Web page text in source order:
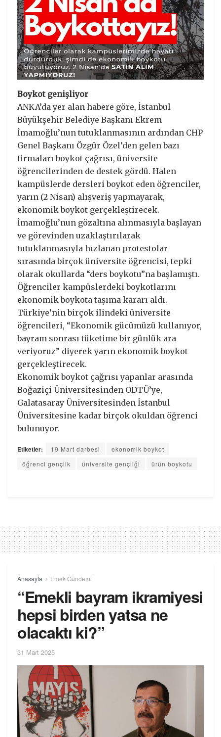
Boykot genişliyor
ANKA’da yer alan habere göre, İstanbul
Büyükşehir Belediye Başkanı Ekrem
İmamoğlu’nun tutuklanmasının ardından CHP
Genel Başkanı Özgür Özel’den gelen bazı
firmaları boykot çağrısı, üniversite
öğrencilerinden de destek gördü. Halen
kampüslerde dersleri boykot eden öğrenciler,
yarın (2 Nisan) alışveriş yapmayarak,
ekonomik boykot gerçekleştirecek.
İmamoğlu’nun gözaltına alınmasıyla başlayan
ve görevinden uzaklaştırılarak
tutuklanmasıyla hızlanan protestolar
sırasında birçok üniversite öğrencisi, tepki
olarak okullarda “ders boykotu”na başlamıştı.
Öğrenciler kampüslerdeki boykotlarını
ekonomik boykota taşıma kararı aldı.
Türkiye’nin birçok ilindeki üniversite
öğrencileri, “Ekonomik gücümüzü kullanıyor,
bayram sonrası tüketime bir günlük ara
veriyoruz” diyerek yarın ekonomik boykot
gerçekleştirecek.
Ekonomik boykot çağrısı yapanlar arasında
Boğaziçi Üniversitesinden ODTÜ’ye,
Galatasaray Üniversitesinden İstanbul
Üniversitesine kadar birçok okuldan öğrenci
bulunuyor.
Etiketler: 19 Mart darbesi
ekonomik boykot
öğrenci gençlik
üniversite gençliği ürün boykotu
Anasayfa Emek Gündemi
“Emekli bayram ikramiyesi
hepsi birden yatsa ne
olacaktı ki?”
31 Mart 2025